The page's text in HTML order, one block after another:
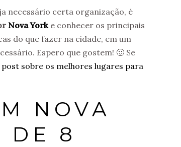
necessário certa organização, é
Nova Yorke conhecer os principais
do que fazer na cidade, em um
Espero que gostem! 🙂 Se
post sobre os melhores lugares para
NOVA
DE 8